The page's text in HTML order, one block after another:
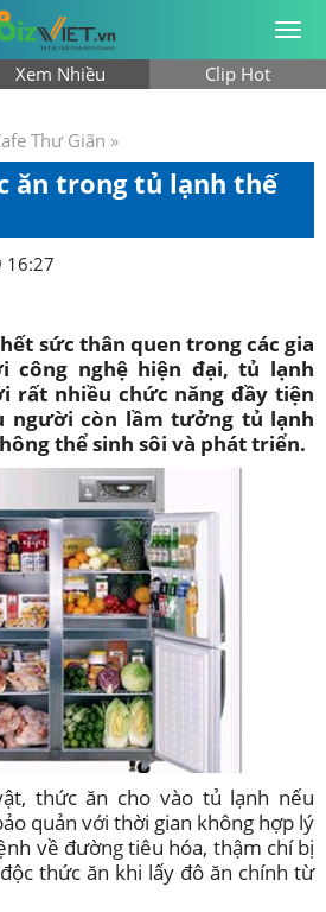
Xem Nhiều Clip Hot
Thư Giãn »
ăn trong tủ lạnh thế
16:27
sức thân quen trong các gia
công nghệ hiện đại, tủ lạnh
rất nhiều chức năng đầy tiện
người còn lầm tưởng tủ lạnh
thể sinh sôi và phát triển.
thức ăn cho vào tủ lạnh nếu
quản với thời gian không hợp lý
về đường tiêu hóa, thậm chí bị
thức ăn khi lấy đô ăn chính từ